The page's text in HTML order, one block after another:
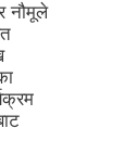
नौमूले